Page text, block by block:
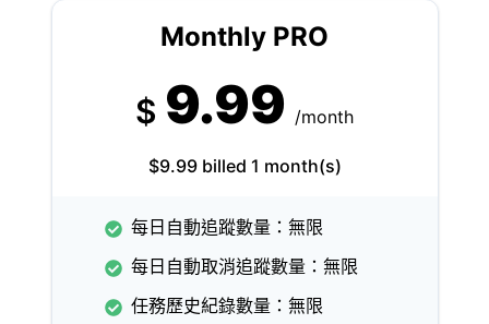
Monthly PRO
$ 9.99 /month
$9.99 billed 1 month(s)
每日自動追蹤數量：無限
每日自動取消追蹤數量：無限
任務歷史紀錄數量：無限